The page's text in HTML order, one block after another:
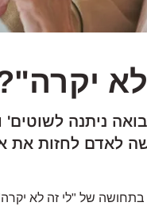
ניתנה לשוטים'
לאדם לחזות את
בתחושה של "לי זה לא